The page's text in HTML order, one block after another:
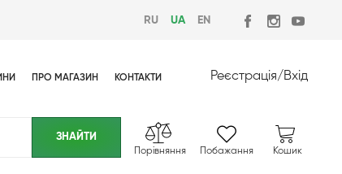
RU UA EN
ПРО МАГАЗИН КОНТАКТИ Реєстрація/Вхід
Порівняння Побажання Кошик